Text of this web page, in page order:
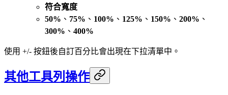
符合寬度
50% 、 75% 、 100% 、 125% 、 150% 、 200% 、
300% 、 400%
使用 +/- 按鈕後自訂百分比會出現在下拉清單中。
其他工具列操作